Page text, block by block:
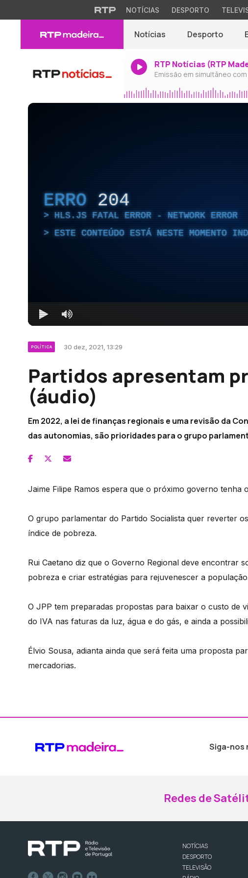
NOTÍCIAS DESPORTO
Notícias Desporto
RTP Notícias (RTP
Emissão em simultâneo
ERRO 204
HLS.JS FATAL ERROR - NETWORK ERROR
ESTE CONTEÚDO ESTÁ NESTE MOMENTO
POLÍTICA 30 dez, 2021, 13:29
Partidos apresentam
(áudio)
Em 2022, a lei de finanças regionais e uma revisão da
das autonomias, são prioridades para o grupo
Jaime Filipe Ramos espera que o próximo governo tenha
O grupo parlamentar do Partido Socialista quer reverter
índice de pobreza.
Rui Caetano diz que o Governo Regional deve encontrar
pobreza e criar estratégias para rejuvenescer a
O JPP tem preparadas propostas para baixar o custo de
do IVA nas faturas da luz, água e do gás, e ainda a
Élvio Sousa, adianta ainda que será feita uma proposta
mercadorias.
Siga-nos
Redes de
NOTÍCIAS
DESPORTO
TELEVISÃO